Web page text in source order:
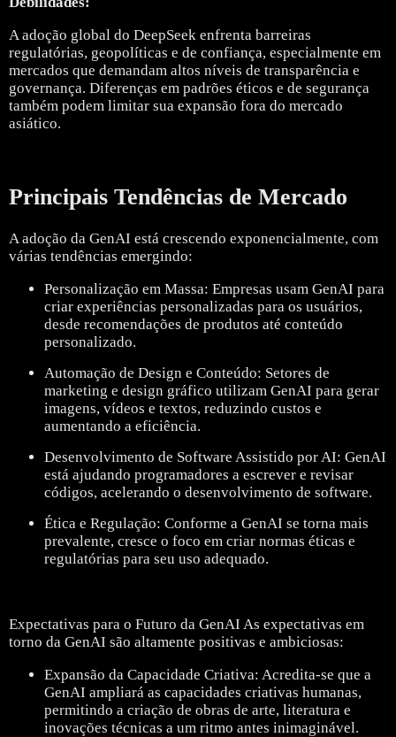
A adoção global do DeepSeek enfrenta barreiras
regulatórias, geopolíticas e de confiança, especialmente em
mercados que demandam altos níveis de transparência e
governança. Diferenças em padrões éticos e de segurança
também podem limitar sua expansão fora do mercado
asiático.
Principais Tendências de Mercado
A adoção da GenAI está crescendo exponencialmente, com
várias tendências emergindo:
Personalização em Massa: Empresas usam GenAI para
criar experiências personalizadas para os usuários,
desde recomendações de produtos até conteúdo
personalizado.
Automação de Design e Conteúdo: Setores de
marketing e design gráfico utilizam GenAI para gerar
imagens, vídeos e textos, reduzindo custos e
aumentando a eficiência.
Desenvolvimento de Software Assistido por AI: GenAI
está ajudando programadores a escrever e revisar
códigos, acelerando o desenvolvimento de software.
Ética e Regulação: Conforme a GenAI se torna mais
prevalente, cresce o foco em criar normas éticas e
regulatórias para seu uso adequado.
Expectativas para o Futuro da GenAI As expectativas em
torno da GenAI são altamente positivas e ambiciosas:
Expansão da Capacidade Criativa: Acredita-se que a
GenAI ampliará as capacidades criativas humanas,
permitindo a criação de obras de arte, literatura e
inovações técnicas a um ritmo antes inimaginável.